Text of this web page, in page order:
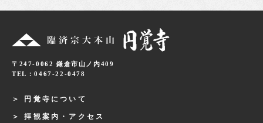
〒247-0062 鎌倉市山ノ内409
TEL：0467-22-0478
円覚寺について
拝観案内・アクセス